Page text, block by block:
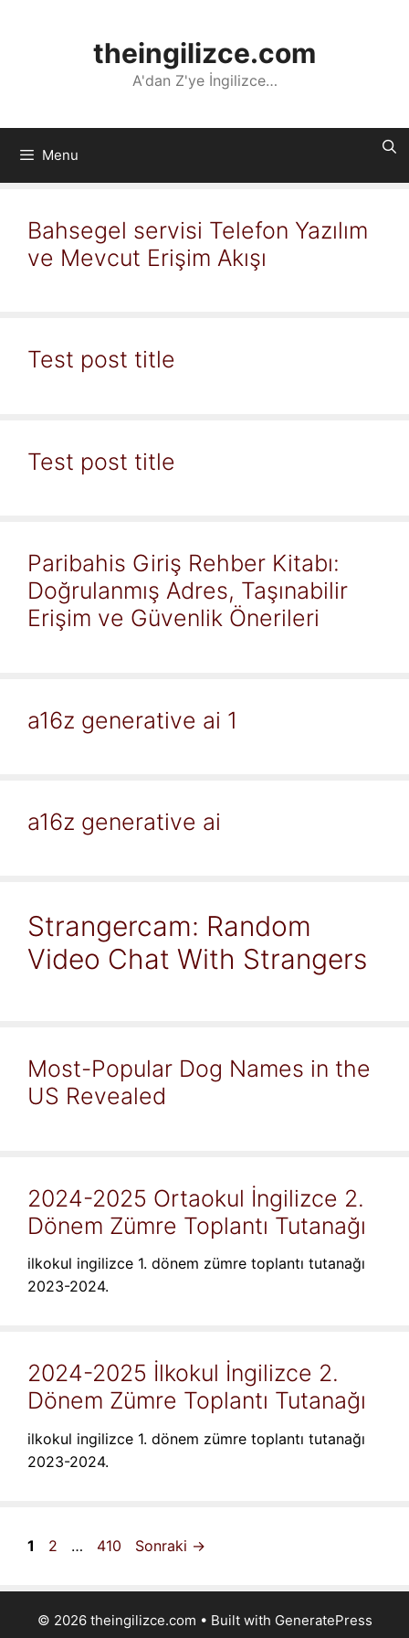
theingilizce.com
A'dan Z'ye İngilizce…
Menu
Bahsegel servisi Telefon Yazılım
ve Mevcut Erişim Akışı
Test post title
Test post title
Paribahis Giriş Rehber Kitabı:
Doğrulanmış Adres, Taşınabilir
Erişim ve Güvenlik Önerileri
a16z generative ai 1
a16z generative ai
Strangercam: Random
Video Chat With Strangers
Most-Popular Dog Names in the
US Revealed
2024-2025 Ortaokul İngilizce 2.
Dönem Zümre Toplantı Tutanağı
ilkokul ingilizce 1. dönem zümre toplantı tutanağı
2023-2024.
2024-2025 İlkokul İngilizce 2.
Dönem Zümre Toplantı Tutanağı
ilkokul ingilizce 1. dönem zümre toplantı tutanağı
2023-2024.
Sayfa
1 Sayfa
2 … Sayfa
410 Sonraki →
© 2026 theingilizce.com • Built with GeneratePress